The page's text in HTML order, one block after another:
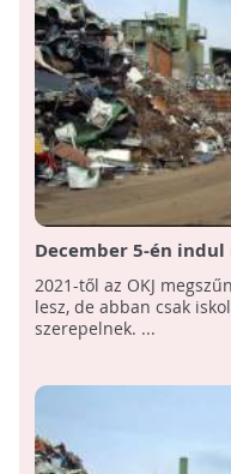
December 5-én indul
Hulladéktelepkezelő
2021-től az OKJ
lesz, de abban csak
szerepelnek. ...